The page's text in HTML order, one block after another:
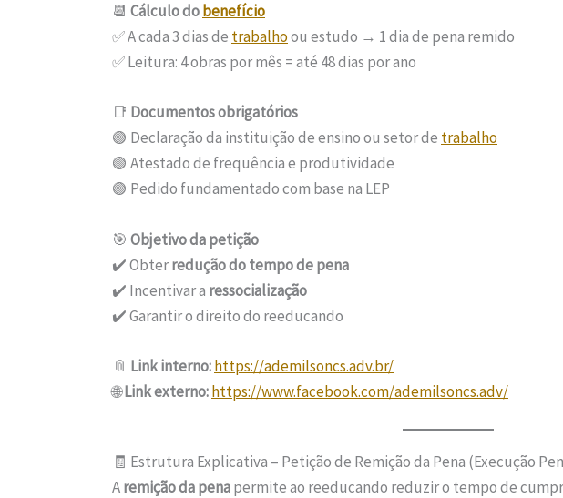
📆 Cálculo dobenefício
✅ A cada 3 dias de trabalhoou estudo → 1 dia de pena remido
✅ Leitura: 4 obras por mês = até 48 dias por ano
📑 Documentos obrigatórios
🟢 Declaração da instituição de ensino ou setor de trabalho
🟢 Atestado de frequência e produtividade
🟢 Pedido fundamentado com base na LEP
🎯 Objetivo da petição
✔️ Obterredução do tempo de pena
✔️ Incentivar a ressocialização
✔️ Garantir o direito do reeducando
📎 Link interno:https://ademilsoncs.adv.br/
🌐Link externo:https://www.facebook.com/ademilsoncs.adv/
🧾 Estrutura Explicativa – Petição de Remição da Pena (Execução
Aremição da penapermite ao reeducando reduzir o tempo de